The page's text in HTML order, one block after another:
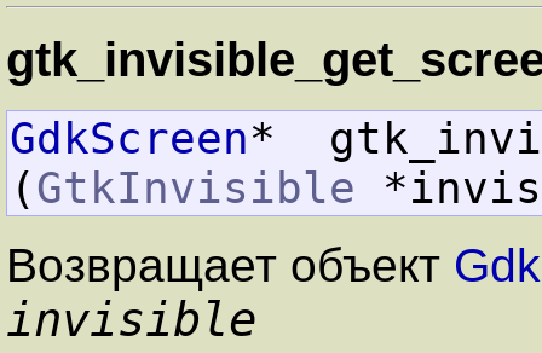
GdkScreen*
(GtkInvisible
Возвращает объект
invisible